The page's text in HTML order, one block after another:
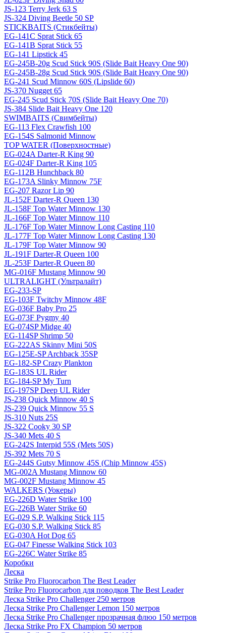
JS-123 Terry Jerk 63 S
JS-324 Diving Beetle 50 SP
STICKBAITS (Стикбейты)
EG-141C Sprat Stick 65
EG-141B Sprat Stick 55
EG-141 Lipstick 45
EG-245B-20g Scud Stick 90S (Slide Bait Heavy One 90)
EG-245B-28g Scud Stick 90S (Slide Bait Heavy One 90)
EG-241 Scud Minnow 60S (Lipslide 60)
JS-370 Nugget 65
EG-245 Scud Stick 70S (Slide Bait Heavy One 70)
JS-384 Slide Bait Heavy One 120
SWIMBAITS (Свимбейты)
EG-113 Flex Crawfish 100
EG-154S Salmonid Minnow
TOP WATER (Поверхностные)
EG-024A Darter-R King 90
EG-024F Darter-R King 105
EG-112B Hunchback 80
EG-173A Slinky Minnow 75F
EG-207 Razor Lip 90
JL-152F Darter-R Queen 130
JL-158F Top Water Minnow 130
JL-166F Top Water Minnow 110
JL-176F Top Water Minnow Long Casting 110
JL-177F Top Water Minnow Long Casting 130
JL-179F Top Water Minnow 90
JL-191F Darter-R Queen 100
JL-253F Darter-R Queen 80
MG-016F Mustang Minnow 90
ULTRALIGHT (Ультралайт)
EG-233-SP
EG-103F Twitchy Minnow 48F
EG-036F Baby Pro 25
EG-073F Pygmy 40
EG-074SP Midge 40
EG-114SP Shrimp 50
EG-222AS Skinny Mini 50S
EG-125E-SP Archback 35SP
EG-182-SP Crazy Plankton
EG-183S UL Rider
EG-184-SP My Turn
EG-197SP Deep UL Rider
JS-238 Quick Minnow 40 S
JS-239 Quick Minnow 55 S
JS-310 Nuts 25S
JS-322 Cooky 30 SP
JS-340 Mets 40 S
EG-242S Interpid 55S (Mets 50S)
JS-392 Mets 70 S
EG-244S Gutsy Minnow 45S (Chip Minnow 45S)
MG-002A Mustang Minnow 60
MG-002F Mustang Minnow 45
WALKERS (Уокеры)
EG-226D Water Strike 100
EG-226B Water Strike 60
EG-029 S.P. Walking Stick 115
EG-030 S.P. Walking Stick 85
EG-030A Hot Dog 65
EG-047 Finesse Walking Stick 103
EG-226C Water Strike 85
Коробки
Леска
Strike Pro Fluorocarbon The Best Leader
Strike Pro Fluorocarbon для поводков The Best Leader
Леска Strike Pro Challenger 250 метров
Леска Strike Pro Challenger Lemon 150 метров
Леска Strike Pro Challenger прозрачная флюо 150 метров
Леска Strike Pro FX Champion 50 метров